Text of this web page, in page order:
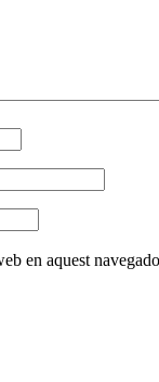
en aquest